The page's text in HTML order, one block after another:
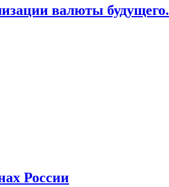
валюты будущего.
России